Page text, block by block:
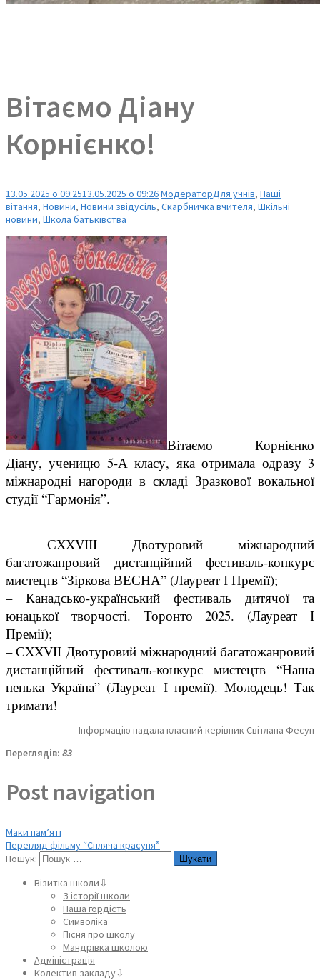
Вітаємо Діану
Корнієнко!
13.05.2025 о 09:2513.05.2025 о 09:26МодераторДля учнів, Наші
вітання, Новини, Новини звідусіль, Скарбничка вчителя, Шкільні
новини, Школа батьківства
Вітаємо Корнієнко
Діану, ученицю 5-А класу, яка отримала одразу 3
міжнародні нагороди в складі Зразкової вокальної
студії “Гармонія”.
– СXXVIII Двотуровий міжнародний
багатожанровий дистанційний фестиваль-конкурс
мистецтв “Зіркова ВЕСНА” (Лауреат І Премії);
– Канадсько-український фестиваль дитячої та
юнацької творчості. Торонто 2025. (Лауреат І
Премії);
– СXXVII Двотуровий міжнародний багатожанровий
дистанційний фестиваль-конкурс мистецтв “Наша
ненька Україна” (Лауреат І премії). Молодець! Так
тримати!
Інформацію надала класний керівник Світлана Фесун
Переглядів: 83
Post navigation
Маки пам’яті
Перегляд фільму “Спляча красуня”
Пошук:
Візитка школи⇩
З історії школи
Наша гордість
Символіка
Пісня про школу
Мандрівка школою
Адміністрація
Колектив закладу⇩